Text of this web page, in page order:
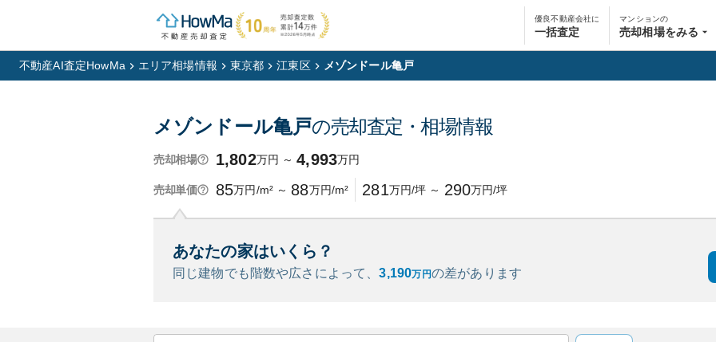
優良不動産会社に
一括査定
マンションの
売却相場をみる
不動産AI査定HowMa エリア相場情報 東京都 江東区 メゾンドール亀戸
メゾンドール亀戸の売却査定・相場情報
売却相場 1,802万円 ～ 4,993万円
売却単価 85万円/m² ～ 88万円/m² 281万円/坪 ～ 290万円/坪
あなたの家はいくら？
同じ建物でも階数や広さによって、3,190万円の差があります